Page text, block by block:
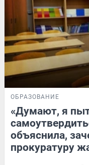
ОБРАЗОВАНИЕ
«Думают, я
объяснила,
прокуратуру